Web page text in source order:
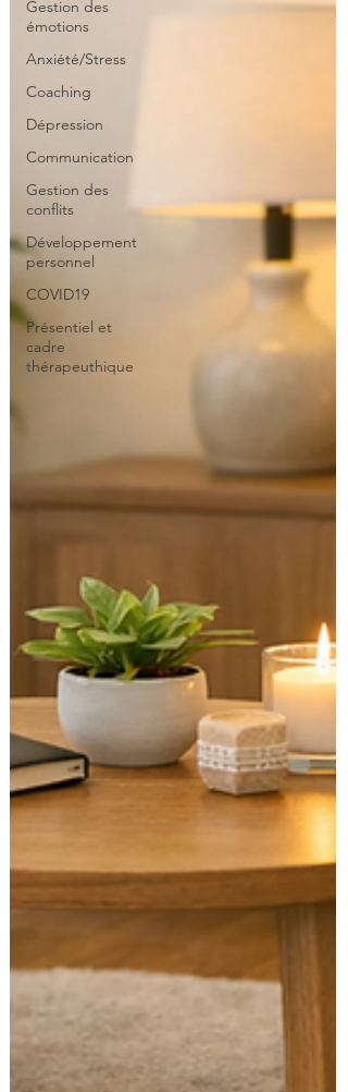
Gestion des
émotions
Anxiété/Stress
Coaching
Dépression
Communication
Gestion des
conflits
Développement
personnel
COVID19
Présentiel et
cadre
thérapeuthique